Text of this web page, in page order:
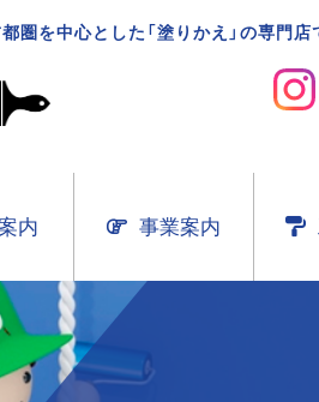
圏を中心とした「塗りかえ」の専門店
内 事業案内